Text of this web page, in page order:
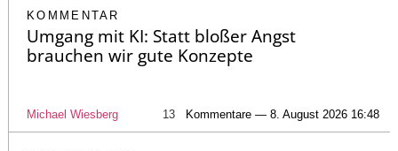
KOMMENTAR
Umgang mit KI: Statt bloßer Angst
brauchen wir gute Konzepte
Michael Wiesberg 13 Kommentare — 8. August 2026 16:48